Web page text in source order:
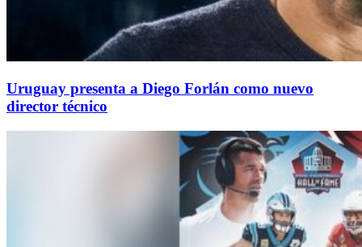
Uruguay presenta a Diego Forlán como nuevo
director técnico